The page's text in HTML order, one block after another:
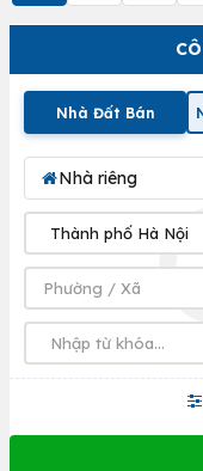
Nhà Đất Bán
Nhà riêng